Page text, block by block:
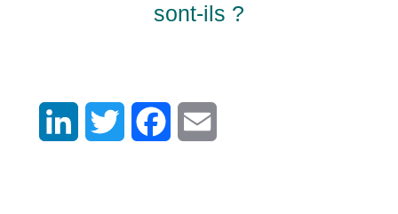
sont-ils ?
LinkedIn Twitter Facebook